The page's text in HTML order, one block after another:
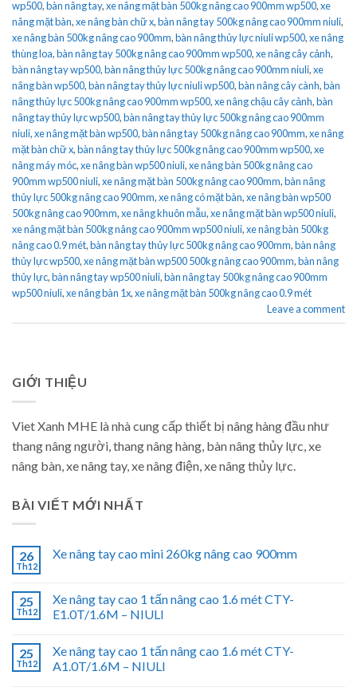
wp500,bàn nâng tay,xe nâng mặt bàn 500kg nâng cao 900mm wp500,xe
nâng mặt bàn,xe nâng bàn chữ x,bàn nâng tay 500kg nâng cao 900mm niuli,
xe nâng bàn 500kg nâng cao 900mm,bàn nâng thủy lực niuli wp500,xe nâng
thùng loa,bàn nâng tay 500kg nâng cao 900mm wp500,xe nâng cây cảnh,
bàn nâng tay wp500,bàn nâng thủy lực 500kg nâng cao 900mm niuli,xe
nâng bàn wp500,bàn nâng tay thủy lực niuli wp500,bàn nâng cây cành,bàn
nâng thủy lực 500kg nâng cao 900mm wp500,xe nâng chậu cây cảnh,bàn
nâng tay thủy lực wp500,bàn nâng tay thủy lực 500kg nâng cao 900mm
niuli,xe nâng mặt bàn wp500,bàn nâng tay 500kg nâng cao 900mm,xe nâng
mặt bàn chữ x,bàn nâng tay thủy lực 500kg nâng cao 900mm wp500,xe
nâng máy móc,xe nâng bàn wp500 niuli,xe nâng bàn 500kg nâng cao
900mm wp500 niuli,xe nâng mặt bàn 500kg nâng cao 900mm,bàn nâng
thủy lực 500kg nâng cao 900mm,xe nâng có mặt bàn,xe nâng bàn wp500
500kg nâng cao 900mm,xe nâng khuôn mẫu,xe nâng mặt bàn wp500 niuli,
xe nâng mặt bàn 500kg nâng cao 900mm wp500 niuli,xe nâng bàn 500kg
nâng cao 0.9 mét,bàn nâng tay thủy lực 500kg nâng cao 900mm,bàn nâng
thủy lực wp500,xe nâng mặt bàn wp500 500kg nâng cao 900mm,bàn nâng
thủy lực,bàn nâng tay wp500 niuli,bàn nâng tay 500kg nâng cao 900mm
wp500 niuli,xe nâng bàn 1x,xe nâng mặt bàn 500kg nâng cao 0.9 mét
Leave a comment
GIỚI THIỆU
Viet Xanh MHE là nhà cung cấp thiết bị nâng hàng đầu như
thang nâng người, thang nâng hàng, bàn nâng thủy lực, xe
nâng bàn, xe nâng tay, xe nâng điện, xe nâng thủy lực.
BÀI VIẾT MỚI NHẤT
26
Th12
Xe nâng tay cao mini 260kg nâng cao 900mm
25
Th12
Xe nâng tay cao 1 tấn nâng cao 1.6 mét CTY-
E1.0T/1.6M – NIULI
25
Th12
Xe nâng tay cao 1 tấn nâng cao 1.6 mét CTY-
A1.0T/1.6M – NIULI